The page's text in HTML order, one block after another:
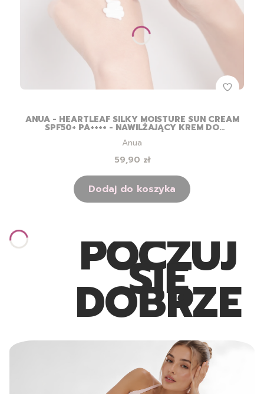
ANUA - HEARTLEAF SILKY MOISTURE SUN CREAM
SPF50+ PA++++ - NAWILŻAJĄCY KREM DO
TWARZY Z FILTREM - 50ML
Producent
Anua
Cena
59,90 zł
Dodaj do koszyka
POCZUJ
SIĘ
DOBRZE